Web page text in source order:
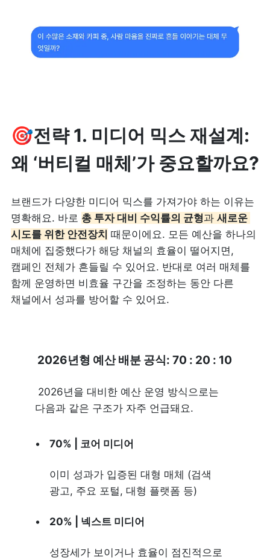
🎯전략 1. 미디어 믹스 재설계:
왜 ‘버티컬 매체’가 중요할까요?
브랜드가 다양한 미디어 믹스를 가져가야 하는 이유는
명확해요. 바로 총 투자 대비 수익률의 균형과 새로운
시도를 위한 안전장치 때문이에요. 모든 예산을 하나의
매체에 집중했다가 해당 채널의 효율이 떨어지면,
캠페인 전체가 흔들릴 수 있어요. 반대로 여러 매체를
함께 운영하면 비효율 구간을 조정하는 동안 다른
채널에서 성과를 방어할 수 있어요.
2026년형 예산 배분 공식: 70 : 20 : 10
다음과 같은 구조가 자주 언급돼요.
70% | 코어 미디어
이미 성과가 입증된 대형 매체 (검색
광고, 주요 포털, 대형 플랫폼 등)
20% | 넥스트 미디어
성장세가 보이거나 효율이 점진적으로